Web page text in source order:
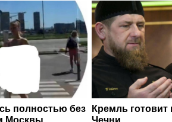
полностью без
Москвы
Кремль готовит
Чечни